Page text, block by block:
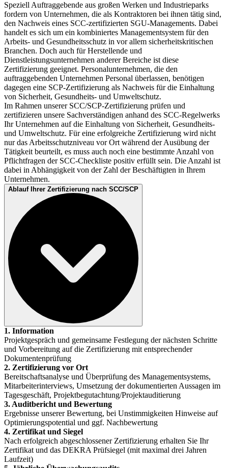
Speziell Auftraggebende aus großen Werken und Industrieparks
fordern von Unternehmen, die als Kontraktoren bei ihnen tätig sind,
den Nachweis eines SCC-zertifizierten SGU-Managements. Dabei
handelt es sich um ein kombiniertes Managementsystem für den
Arbeits- und Gesundheitsschutz in vor allem sicherheitskritischen
Branchen. Doch auch für Herstellende und
Dienstleistungsunternehmen anderer Bereiche ist diese
Zertifizierung geeignet. Personalunternehmen, die den
auftraggebenden Unternehmen Personal überlassen, benötigen
dagegen eine SCP-Zertifizierung als Nachweis für die Einhaltung
von Sicherheit, Gesundheits- und Umweltschutz.
Im Rahmen unserer SCC/SCP-Zertifizierung prüfen und
zertifizieren unsere Sachverständigen anhand des SCC-Regelwerks
Ihr Unternehmen auf die Einhaltung von Sicherheit, Gesundheits-
und Umweltschutz. Für eine erfolgreiche Zertifizierung wird nicht
nur das Arbeitsschutzniveau vor Ort während der Ausübung der
Tätigkeit beurteilt, es muss auch noch eine bestimmte Anzahl von
Pflichtfragen der SCC-Checkliste positiv erfüllt sein. Die Anzahl ist
dabei in Abhängigkeit von der Zahl der Beschäftigten in Ihrem
Unternehmen.
Ablauf Ihrer Zertifizierung nach SCC/SCP
1. Information
Projektgespräch und gemeinsame Festlegung der nächsten Schritte
und Vorbereitung auf die Zertifizierung mit entsprechender
Dokumentenprüfung
2. Zertifizierung vor Ort
Bereitschaftsanalyse und Überprüfung des Managementsystems,
Mitarbeiterinterviews, Umsetzung der dokumentierten Aussagen im
Tagesgeschäft, Projektbegutachtung/Projektauditierung
3. Auditbericht und Bewertung
Ergebnisse unserer Bewertung, bei Unstimmigkeiten Hinweise auf
Optimierungspotential und ggf. Nachbewertung
4. Zertifikat und Siegel
Nach erfolgreich abgeschlossener Zertifizierung erhalten Sie Ihr
Zertifikat und das DEKRA Prüfsiegel (mit maximal drei Jahren
Laufzeit)